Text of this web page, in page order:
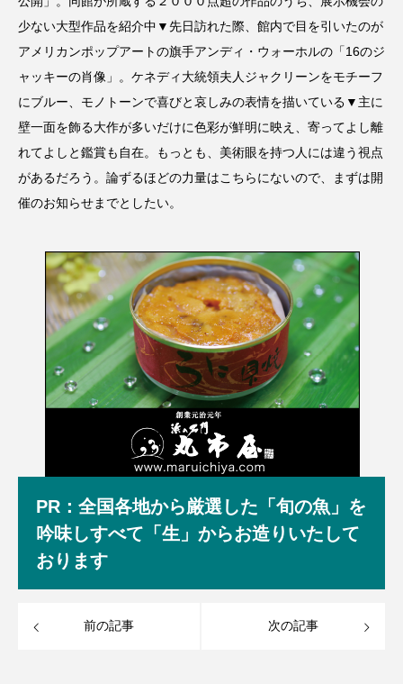
少ない大型作品を紹介中▼先日訪れた際、館内で目を引いたのが
アメリカンポップアートの旗手アンディ・ウォーホルの「16のジ
ャッキーの肖像」。ケネディ大統領夫人ジャクリーンをモチーフ
にブルー、モノトーンで喜びと哀しみの表情を描いている▼主に
壁一面を飾る大作が多いだけに色彩が鮮明に映え、寄ってよし離
れてよしと鑑賞も自在。もっとも、美術眼を持つ人には違う視点
があるだろう。論ずるほどの力量はこちらにないので、まずは開
催のお知らせまでとしたい。
PR：全国各地から厳選した「旬の魚」を
吟味しすべて「生」からお造りいたして
おります
前の記事 次の記事